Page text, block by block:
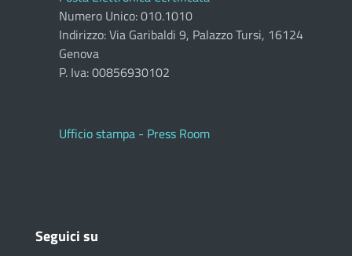
Numero Unico: 010.1010
Indirizzo: Via Garibaldi 9, Palazzo Tursi, 16124
Genova
P. Iva: 00856930102
Ufficio stampa - Press Room
Seguici su